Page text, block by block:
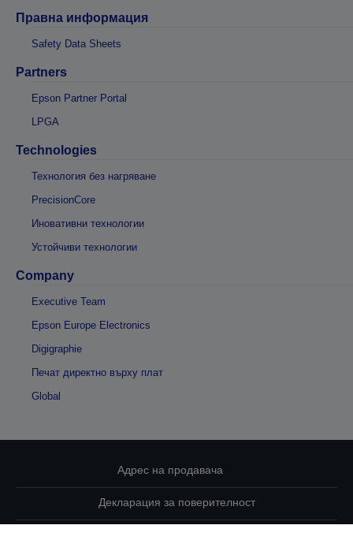
Правна информация
Safety Data Sheets
Partners
Epson Partner Portal
LPGA
Technologies
Технология без нагряване
PrecisionCore
Иновативни технологии
Устойчиви технологии
Company
Executive Team
Epson Europe Electronics
Digigraphie
Печат директно върху плат
Global
Адрес на продавача
Декларация за поверителност